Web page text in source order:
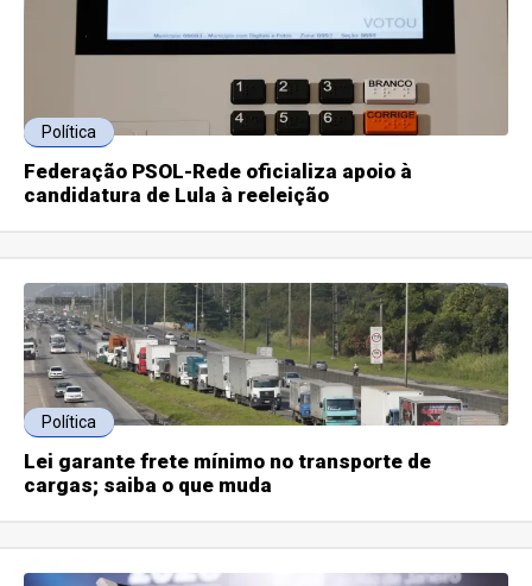
Política
Federação PSOL-Rede oficializa apoio à
candidatura de Lula à reeleição
Política
Lei garante frete mínimo no transporte de
cargas; saiba o que muda